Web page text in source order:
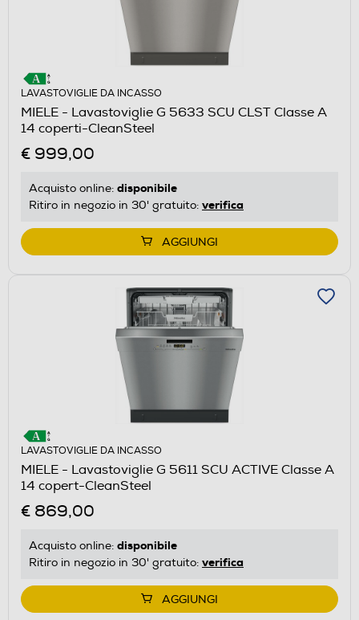
LAVASTOVIGLIE DA INCASSO
MIELE - Lavastoviglie G 5633 SCU CLST Classe A
14 coperti-CleanSteel
€ 999,00
Acquisto online: disponibile
Ritiro in negozio in 30' gratuito: verifica
AGGIUNGI
LAVASTOVIGLIE DA INCASSO
MIELE - Lavastoviglie G 5611 SCU ACTIVE Classe A
14 copert-CleanSteel
€ 869,00
Acquisto online: disponibile
Ritiro in negozio in 30' gratuito: verifica
AGGIUNGI